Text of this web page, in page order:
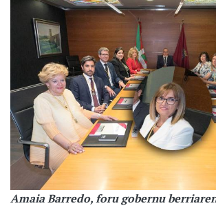
Amaia Barredo, foru gobernu